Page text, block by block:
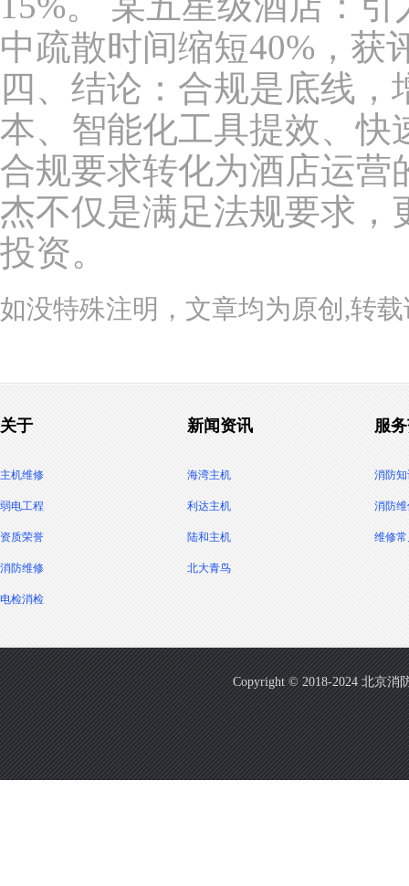
中疏散时间缩短40%，获
四、结论：合规是底线
本、智能化工具提效、快
合规要求转化为酒店运营
杰不仅是满足法规要求，
投资。
如没特殊注明，文章均为原创,转
关于
主机维修
弱电工程
资质荣誉
消防维修
电检消检
新闻资讯
海湾主机
利达主机
陆和主机
北大青鸟
服
消防
消防
维修
Copyright © 2018-2024 北京消